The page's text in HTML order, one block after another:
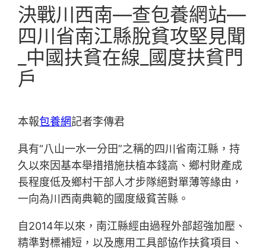
決戰川西南—查包養網站—
四川省南江縣脫貧攻堅見聞
_中國扶貧在線_國度扶貧門
戶
本報包養網記者李傳君
具有“八山一水一分田”之稱的四川省南江縣，持
久以來因基本舉措措施扶植本錢高、鄉村財產成
長程度低及鄉村干部人才步隊絕對單薄等緣由，
一向為川西南典範的國度級貧苦縣。
自2014年以來，南江縣經由過程外部超強加壓、
精準對標補短，以及應用工具部協作扶貧項目、